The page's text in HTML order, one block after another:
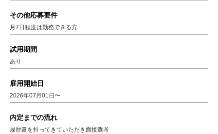
その他応募要件
月7日程度は勤務できる方
試用期間
あり
雇用開始日
2026年07月01日〜
内定までの流れ
履歴書を持ってきていただき面接選考